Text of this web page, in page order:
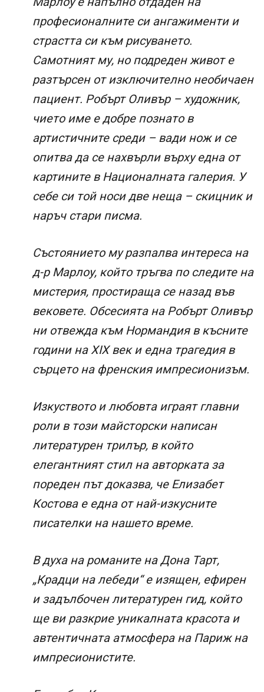
професионалните си ангажименти и
страстта си към рисуването.
Самотният му, но подреден живот е
разтърсен от изключително необичаен
пациент. Робърт Оливър – художник,
чието име е добре познато в
артистичните среди – вади нож и се
опитва да се нахвърли върху една от
картините в Националната галерия. У
себе си той носи две неща – скицник и
наръч стари писма.
Състоянието му разпалва интереса на
д-р Марлоу, който тръгва по следите на
мистерия, простираща се назад във
вековете. Обсесията на Робърт Оливър
ни отвежда към Нормандия в късните
години на XIX век и една трагедия в
сърцето на френския импресионизъм.
Изкуството и любовта играят главни
роли в този майсторски написан
литературен трилър, в който
елегантният стил на авторката за
пореден път доказва, че Елизабет
Костова е една от най-изкусните
писателки на нашето време.
В духа на романите на Дона Тарт,
„Крадци на лебеди“ е изящен, ефирен
и задълбочен литературен гид, който
ще ви разкрие уникалната красота и
автентичната атмосфера на Париж на
импресионистите.